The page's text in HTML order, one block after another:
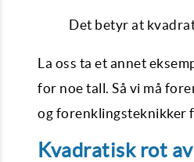
Det betyr at
La oss ta et annet
for noe tall. Så vi må
og forenklingsteknikker
Kvadratisk rot